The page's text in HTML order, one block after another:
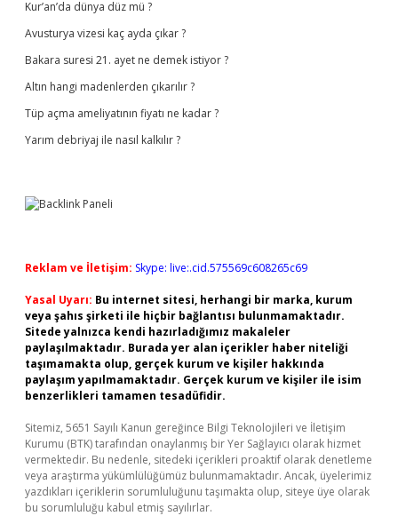
Kur’an’da dünya düz mü ?
Avusturya vizesi kaç ayda çıkar ?
Bakara suresi 21. ayet ne demek istiyor ?
Altın hangi madenlerden çıkarılır ?
Tüp açma ameliyatının fiyatı ne kadar ?
Yarım debriyaj ile nasıl kalkılır ?
Reklam ve İletişim: Skype: live:.cid.575569c608265c69
Yasal Uyarı: Bu internet sitesi, herhangi bir marka, kurum
veya şahıs şirketi ile hiçbir bağlantısı bulunmamaktadır.
Sitede yalnızca kendi hazırladığımız makaleler
paylaşılmaktadır. Burada yer alan içerikler haber niteliği
taşımamakta olup, gerçek kurum ve kişiler hakkında
paylaşım yapılmamaktadır. Gerçek kurum ve kişiler ile isim
benzerlikleri tamamen tesadüfidir.
Sitemiz, 5651 Sayılı Kanun gereğince Bilgi Teknolojileri ve İletişim
Kurumu (BTK) tarafından onaylanmış bir Yer Sağlayıcı olarak hizmet
vermektedir. Bu nedenle, sitedeki içerikleri proaktif olarak denetleme
veya araştırma yükümlülüğümüz bulunmamaktadır. Ancak, üyelerimiz
yazdıkları içeriklerin sorumluluğunu taşımakta olup, siteye üye olarak
bu sorumluluğu kabul etmiş sayılırlar.